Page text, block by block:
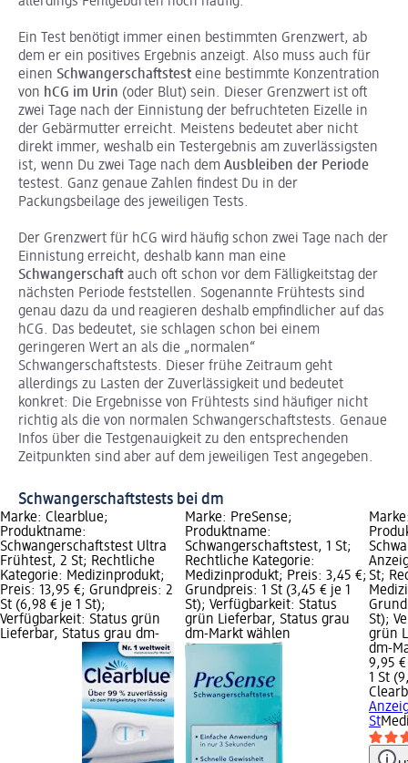
Ein Test benötigt immer einen bestimmten Grenzwert, ab
dem er ein positives Ergebnis anzeigt. Also muss auch für
einen Schwangerschaftstest eine bestimmte Konzentration
von hCG im Urin (oder Blut) sein. Dieser Grenzwert ist oft
zwei Tage nach der Einnistung der befruchteten Eizelle in
der Gebärmutter erreicht. Meistens bedeutet aber nicht
direkt immer, weshalb ein Testergebnis am zuverlässigsten
ist, wenn Du zwei Tage nach dem Ausbleiben der Periode
testest. Ganz genaue Zahlen findest Du in der
Packungsbeilage des jeweiligen Tests.
Der Grenzwert für hCG wird häufig schon zwei Tage nach der
Einnistung erreicht, deshalb kann man eine
Schwangerschaft auch oft schon vor dem Fälligkeitstag der
nächsten Periode feststellen. Sogenannte Frühtests sind
genau dazu da und reagieren deshalb empfindlicher auf das
hCG. Das bedeutet, sie schlagen schon bei einem
geringeren Wert an als die „normalen“
Schwangerschaftstests. Dieser frühe Zeitraum geht
allerdings zu Lasten der Zuverlässigkeit und bedeutet
konkret: Die Ergebnisse von Frühtests sind häufiger nicht
richtig als die von normalen Schwangerschaftstests. Genaue
Infos über die Testgenauigkeit zu den entsprechenden
Zeitpunkten sind aber auf dem jeweiligen Test angegeben.
Schwangerschaftstests bei dm
Marke: Clearblue;
Produktname:
Schwangerschaftstest Ultra
Frühtest, 2 St; Rechtliche
Kategorie: Medizinprodukt;
Preis: 13,95 €; Grundpreis: 2
St (6,98 € je 1 St);
Verfügbarkeit: Status grün
Lieferbar, Status grau dm-
Marke: PreSense;
Produktname:
Schwangerschaftstest, 1 St;
Rechtliche Kategorie:
Medizinprodukt; Preis: 3,45 €;
Grundpreis: 1 St (3,45 € je 1
St); Verfügbarkeit: Status
grün Lieferbar, Status grau
dm-Markt wählen
St;
St);
grün
dm-
9,95 €
1 St
St